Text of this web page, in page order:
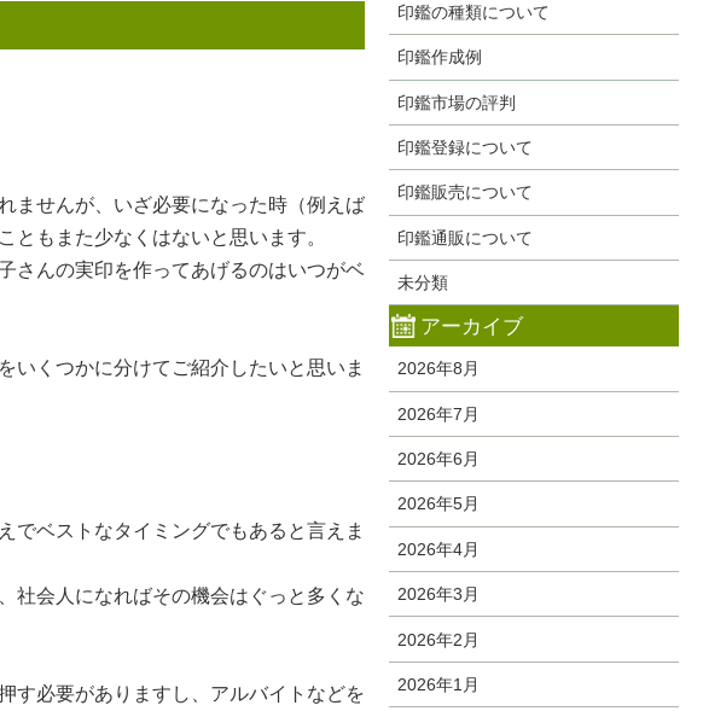
印鑑の種類について
印鑑作成例
印鑑市場の評判
印鑑登録について
印鑑販売について
印鑑通販について
未分類
アーカイブ
2026年8月
2026年7月
2026年6月
2026年5月
2026年4月
2026年3月
2026年2月
2026年1月
ませんが、いざ必要になった時（例えば
ともまた少なくはないと思います。
さんの実印を作ってあげるのはいつがベ
いくつかに分けてご紹介したいと思いま
でベストなタイミングでもあると言えま
社会人になればその機会はぐっと多くな
す必要がありますし、アルバイトなどを